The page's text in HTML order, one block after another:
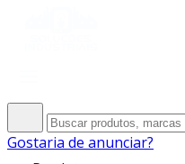
Gostaria de anunciar?